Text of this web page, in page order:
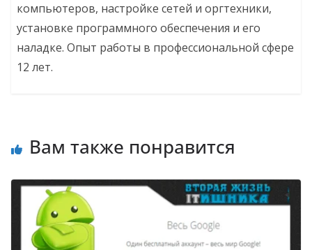
компьютеров, настройке сетей и оргтехники,
установке программного обеспечения и его
наладке. Опыт работы в профессиональной сфере
12 лет.
Вам также понравится